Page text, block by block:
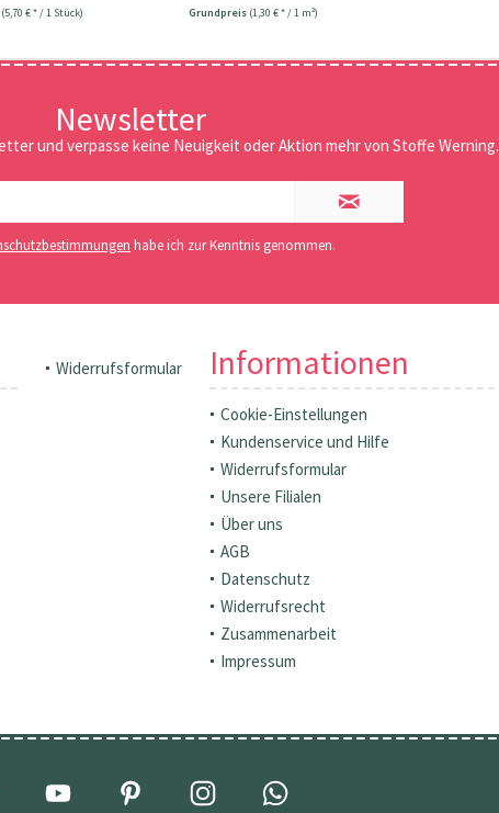
(5,70 € * / 1 Stück) Grundpreis (1,30 € * / 1 m²)
Newsletter
und verpasse keine Neuigkeit oder Aktion mehr von Stoffe Werning.
habe ich zur Kenntnis genommen.
Widerrufsformular Informationen
Cookie-Einstellungen
Kundenservice und Hilfe
Widerrufsformular
Unsere Filialen
Über uns
AGB
Datenschutz
Widerrufsrecht
Zusammenarbeit
Impressum